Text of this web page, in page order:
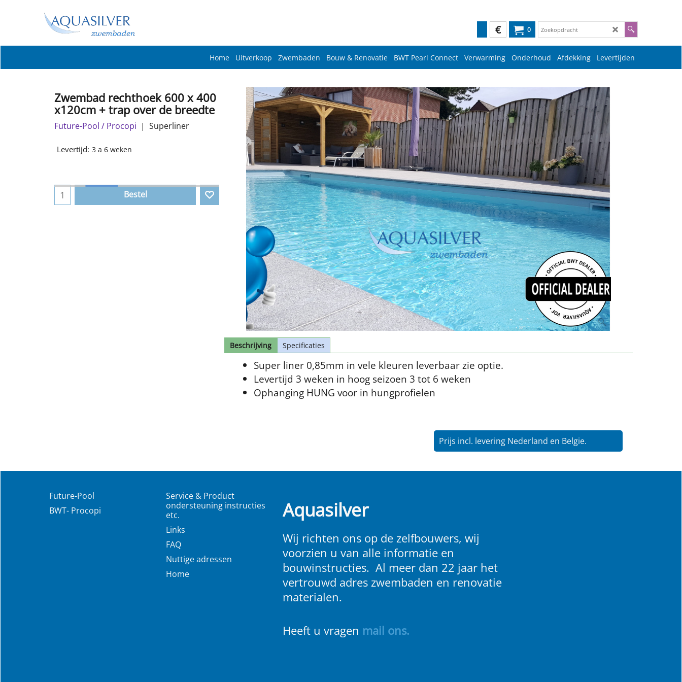
0
€
Home Uitverkoop Zwembaden Bouw & Renovatie BWT Pearl Connect Verwarming Onderhoud Afdekking Levertijden
Zwembad rechthoek 600 x 400
x120cm + trap over de breedte
Future-Pool / Procopi Superliner
Levertijd: 3 a 6 weken
Bestel
Beschrijving Specificaties
Super liner 0,85mm in vele kleuren leverbaar zie optie.
Levertijd 3 weken in hoog seizoen 3 tot 6 weken
Ophanging HUNG voor in hungprofielen
Prijs incl. levering Nederland en Belgie.
Future-Pool
BWT- Procopi
Service & Product
ondersteuning instructies
etc.
Links
FAQ
Nuttige adressen
Home
Aquasilver
Wij richten ons op de zelfbouwers, wij
voorzien u van alle informatie en
bouwinstructies. Al meer dan 22 jaar het
vertrouwd adres zwembaden en renovatie
materialen.
Heeft u vragen mail ons.